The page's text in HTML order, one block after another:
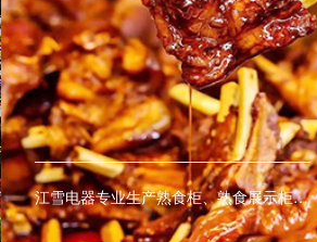
江雪电器专业生产熟食柜、熟食展示柜、熟食保鲜柜、热柜、等商用熟食设备。